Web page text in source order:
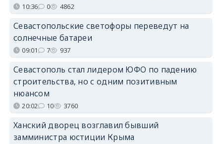
10:36 0 4862
Севастопольские светофоры переведут на
солнечные батареи
09:01 7 937
Севастополь стал лидером ЮФО по падению
строительства, но с одним позитивным
нюансом
20:02 10 3760
Ханский дворец возглавил бывший
замминистра юстиции Крыма